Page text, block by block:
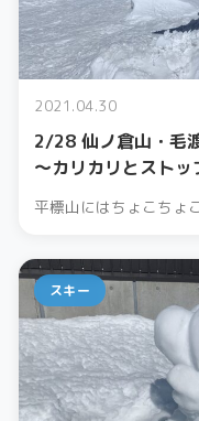
2021.04.30
2/28 仙ノ倉山・毛
〜カリカリとスト
平標山にはちょこちょ
スキー